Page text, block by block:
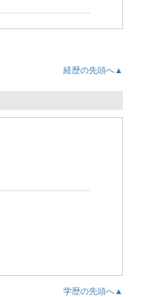
経歴の先頭へ▲
学歴の先頭へ▲